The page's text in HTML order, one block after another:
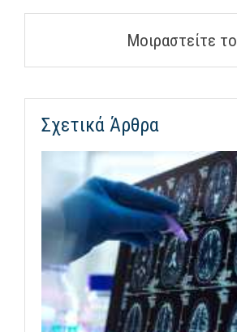
Μοιραστείτε το
Σχετικά Άρθρα